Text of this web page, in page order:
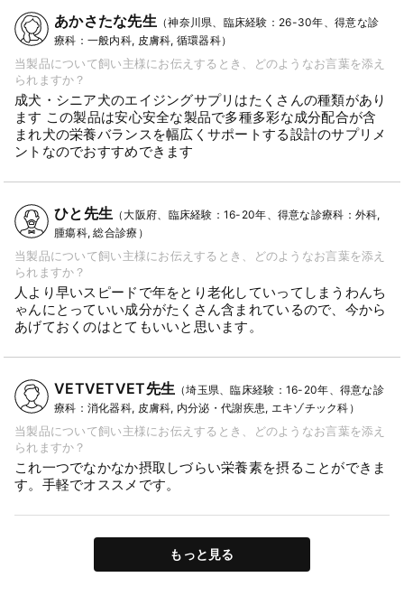
あかさたな先生（神奈川県、臨床経験：26-30年、得意な診
療科：一般内科, 皮膚科, 循環器科）
当製品について飼い主様にお伝えするとき、どのようなお言葉を添え
られますか？
成犬・シニア犬のエイジングサプリはたくさんの種類があり
ます この製品は安心安全な製品で多種多彩な成分配合が含
まれ犬の栄養バランスを幅広くサポートする設計のサプリメ
ントなのでおすすめできます
ひと先生 （大阪府、臨床経験：16-20年、得意な診療科：外科,
腫瘍科, 総合診療）
当製品について飼い主様にお伝えするとき、どのようなお言葉を添え
られますか？
人より早いスピードで年をとり老化していってしまうわんち
ゃんにとっていい成分がたくさん含まれているので、今から
あげておくのはとてもいいと思います。
VETVETVET先生 （埼玉県、臨床経験：16-20年、得意な診
療科：消化器科, 皮膚科, 内分泌・代謝疾患, エキゾチック科）
当製品について飼い主様にお伝えするとき、どのようなお言葉を添え
られますか？
これ一つでなかなか摂取しづらい栄養素を摂ることができま
す。手軽でオススメです。
もっと見る